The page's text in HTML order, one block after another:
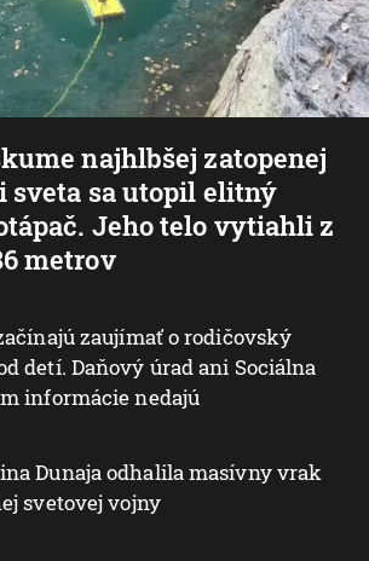
najhlbšej zatopenej
sveta sa utopil elitný
Jeho telo vytiahli z
metrov
zaujímať o rodičovský
detí. Daňový úrad ani Sociálna
informácie nedajú
Dunaja odhalila masívny vrak
svetovej vojny